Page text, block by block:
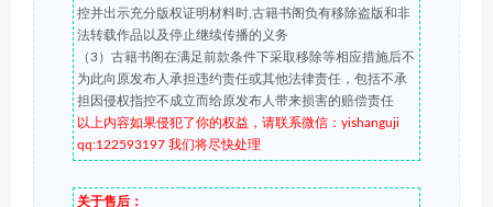
控并出示充分版权证明材料时,古籍书阁负有移除盗版和非
法转载作品以及停止继续传播的义务
（3）古籍书阁在满足前款条件下采取移除等相应措施后不
为此向原发布人承担违约责任或其他法律责任，包括不承
担因侵权指控不成立而给原发布人带来损害的赔偿责任
以上内容如果侵犯了你的权益，请联系微信：yishanguji
qq:122593197 我们将尽快处理
关于售后：